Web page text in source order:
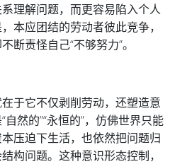
理解问题，而更容易陷入个人
本应团结的劳动者彼此竞争，
断责怪自己“不够努力”。
于它不仅剥削劳动，还塑造意
然的”“永恒的”，仿佛世界只能
压迫下生活，也依然把问题归
构问题。这种意识形态控制，